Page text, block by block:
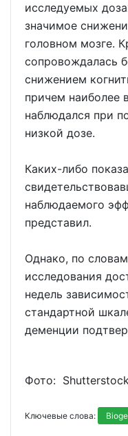
исследуемых
значимое
головном мозге.
сопровождалась
снижением
причем наиболее
наблюдался при
низкой дозе.
Каких-либо
наблюдаемого
представил.
Однако, по
исследования
недель
стандартной
деменции
Фото:
Ключевые слова: